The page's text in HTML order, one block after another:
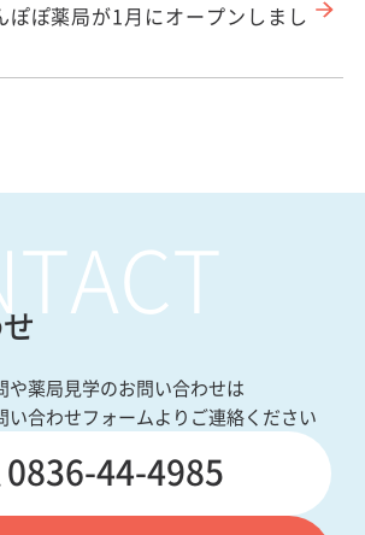
ぽぽ薬局が1月にオープンしまし
や薬局見学のお問い合わせは
い合わせフォームよりご連絡ください
0836-44-4985